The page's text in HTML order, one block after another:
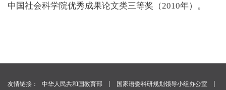
中国社会科学院优秀成果论文类三等奖（2010年）。
友情链接： 中华人民共和国教育部 ｜ 国家语委科研规划领导小组办公室
｜